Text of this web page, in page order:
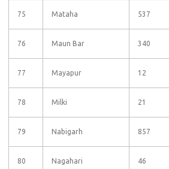
75 Mataha 537
76 Maun Bar 340
77 Mayapur 12
78 Milki 21
79 Nabigarh 857
80 Nagahari 46